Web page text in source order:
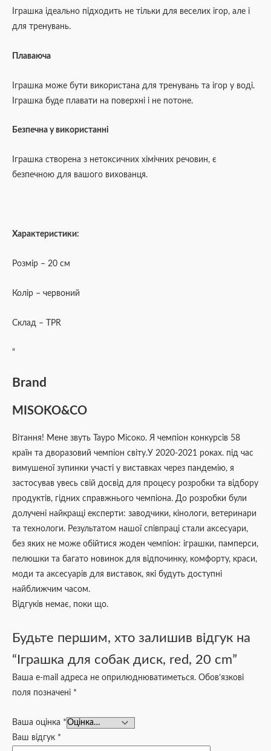
Іграшка ідеально підходить не тільки для веселих ігор, але і
для тренувань.
Плаваюча
Іграшка може бути використана для тренувань та ігор у воді.
Іграшка буде плавати на поверхні і не потоне.
Безпечна у використанні
Іграшка створена з нетоксичних хімічних речовин, є
безпечною для вашого вихованця.
Характеристики:
Розмір – 20 см
Колір – червоний
Склад – TPR
“
Brand
MISOKO&CO
Вітання! Мене звуть Тауро Місоко. Я чемпіон конкурсів 58
країн та дворазовий чемпіон світу.У 2020-2021 роках. під час
вимушеної зупинки участі у виставках через пандемію, я
застосував увесь свій досвід для процесу розробки та відбору
продуктів, гідних справжнього чемпіона. До розробки були
долучені найкращі експерти: заводчики, кінологи, ветеринари
та технологи. Результатом нашої співпраці стали аксесуари,
без яких не може обійтися жоден чемпіон: іграшки, памперси,
пелюшки та багато новинок для відпочинку, комфорту, краси,
моди та аксесуарів для виставок, які будуть доступні
найближчим часом.
Відгуків немає, поки що.
Будьте першим, хто залишив відгук на
“Іграшка для собак диск, red, 20 cm”
Ваша e-mail адреса не оприлюднюватиметься. Обов’язкові
поля позначені *
Ваша оцінка *
Ваш відгук *